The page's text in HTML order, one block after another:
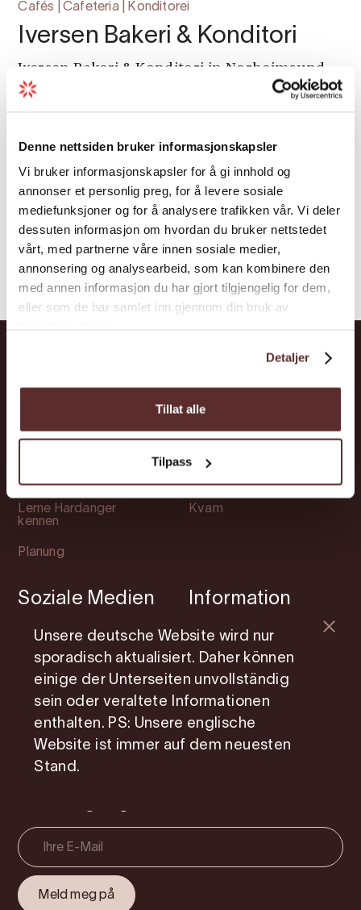
Denne nettsiden bruker informasjonskapsler
Vi bruker informasjonskapsler for å gi innhold og
annonser et personlig preg, for å levere sosiale
mediefunksjoner og for å analysere trafikken vår. Vi deler
dessuten informasjon om hvordan du bruker nettstedet
vårt, med partnerne våre innen sosiale medier,
annonsering og analysearbeid, som kan kombinere den
med annen informasjon du har gjort tilgjengelig for dem,
eller som de har samlet inn gjennom din bruk av
Detaljer
Tillat alle
Tilpass
Cafés | Cafeteria | Konditorei
Iversen Bakeri & Konditori
Iversen Bakeri & Konditori in Norheimsund
bietet echtes Handwerksgebäck,
Räumlichkeiten mit Wurzeln bis ins 18.
Jahrhundert.
Unsere deutsche Website wird nur
sporadisch aktualisiert. Daher können
einige der Unterseiten unvollständig
sein oder veraltete Informationen
enthalten. PS: Unsere englische
Website ist immer auf dem neuesten
Stand.
Abkürzungen
Lerne Hardanger
kennen
Planung
Orte
Ullensvang
Kvam
Soziale Medien
Facebook
Instagram
Youtube
Information
Mitgliedsseite
Photo Service
Über uns
Cookie consent
Erhalten Sie Reisetipps und